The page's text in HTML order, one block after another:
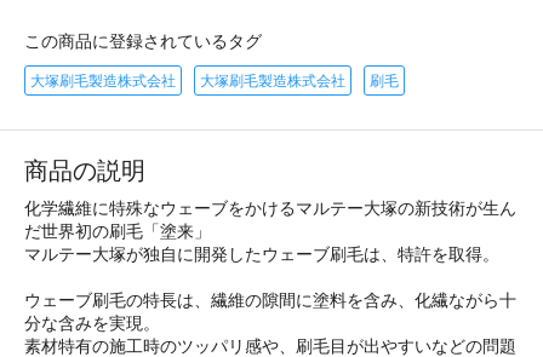
この商品に登録されているタグ
大塚刷毛製造株式会社 大塚刷毛製造株式会社 刷毛
商品の説明
化学繊維に特殊なウェーブをかけるマルテー大塚の新技術が生ん
だ世界初の刷毛「塗来」
マルテー大塚が独自に開発したウェーブ刷毛は、特許を取得。
ウェーブ刷毛の特長は、繊維の隙間に塗料を含み、化繊ながら十
分な含みを実現。
素材特有の施工時のツッパリ感や、刷毛目が出やすいなどの問題